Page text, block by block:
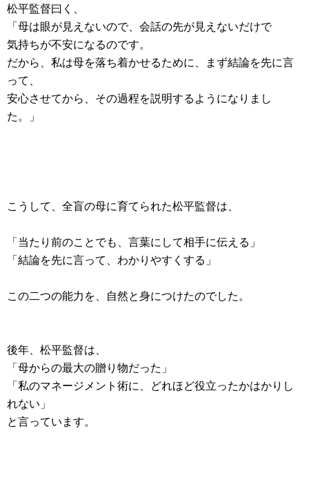
松平監督曰く、
「母は眼が見えないので、会話の先が見えないだけで
気持ちが不安になるのです。
だから、私は母を落ち着かせるために、まず結論を先に言
って、
安心させてから、その過程を説明するようになりまし
た。」
こうして、全盲の母に育てられた松平監督は、
「当たり前のことでも、言葉にして相手に伝える」
「結論を先に言って、わかりやすくする」
この二つの能力を、自然と身につけたのでした。
後年、松平監督は、
「母からの最大の贈り物だった」
「私のマネージメント術に、どれほど役立ったかはかりし
れない」
と言っています。